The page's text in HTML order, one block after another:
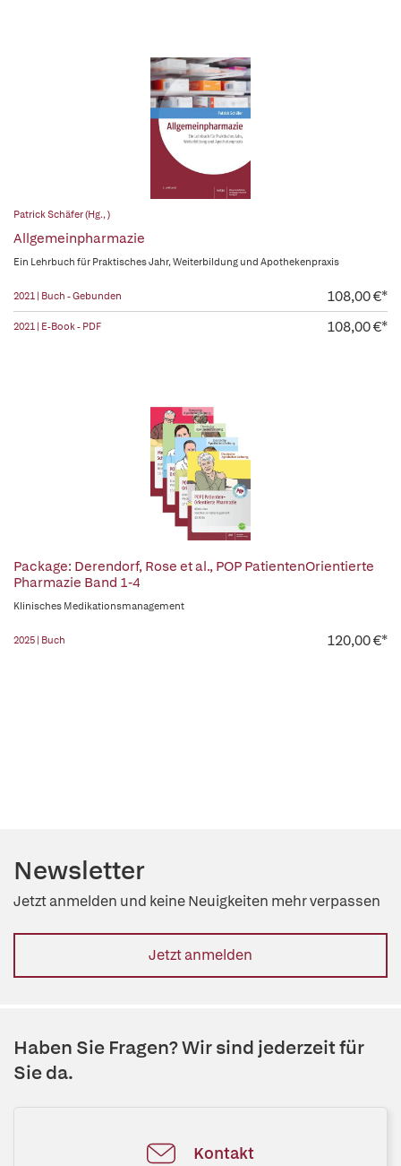
Patrick Schäfer (Hg., )
Allgemeinpharmazie
Ein Lehrbuch für Praktisches Jahr, Weiterbildung und Apothekenpraxis
2021 | Buch - Gebunden 108,00 €*
2021 | E-Book - PDF 108,00 €*
Package: Derendorf, Rose et al., POP PatientenOrientierte
Pharmazie Band 1-4
Klinisches Medikationsmanagement
2025 | Buch 120,00 €*
Newsletter
Jetzt anmelden und keine Neuigkeiten mehr verpassen
Jetzt anmelden
Haben Sie Fragen? Wir sind jederzeit für
Sie da.
Kontakt